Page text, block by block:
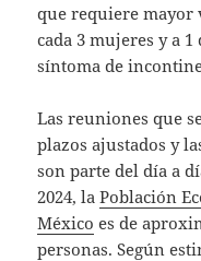
que requiere mayor
cada 3 mujeres y a
síntoma de
Las reuniones que
plazos ajustados y
son parte del día a
2024, laPoblación
México es de
personas. Según